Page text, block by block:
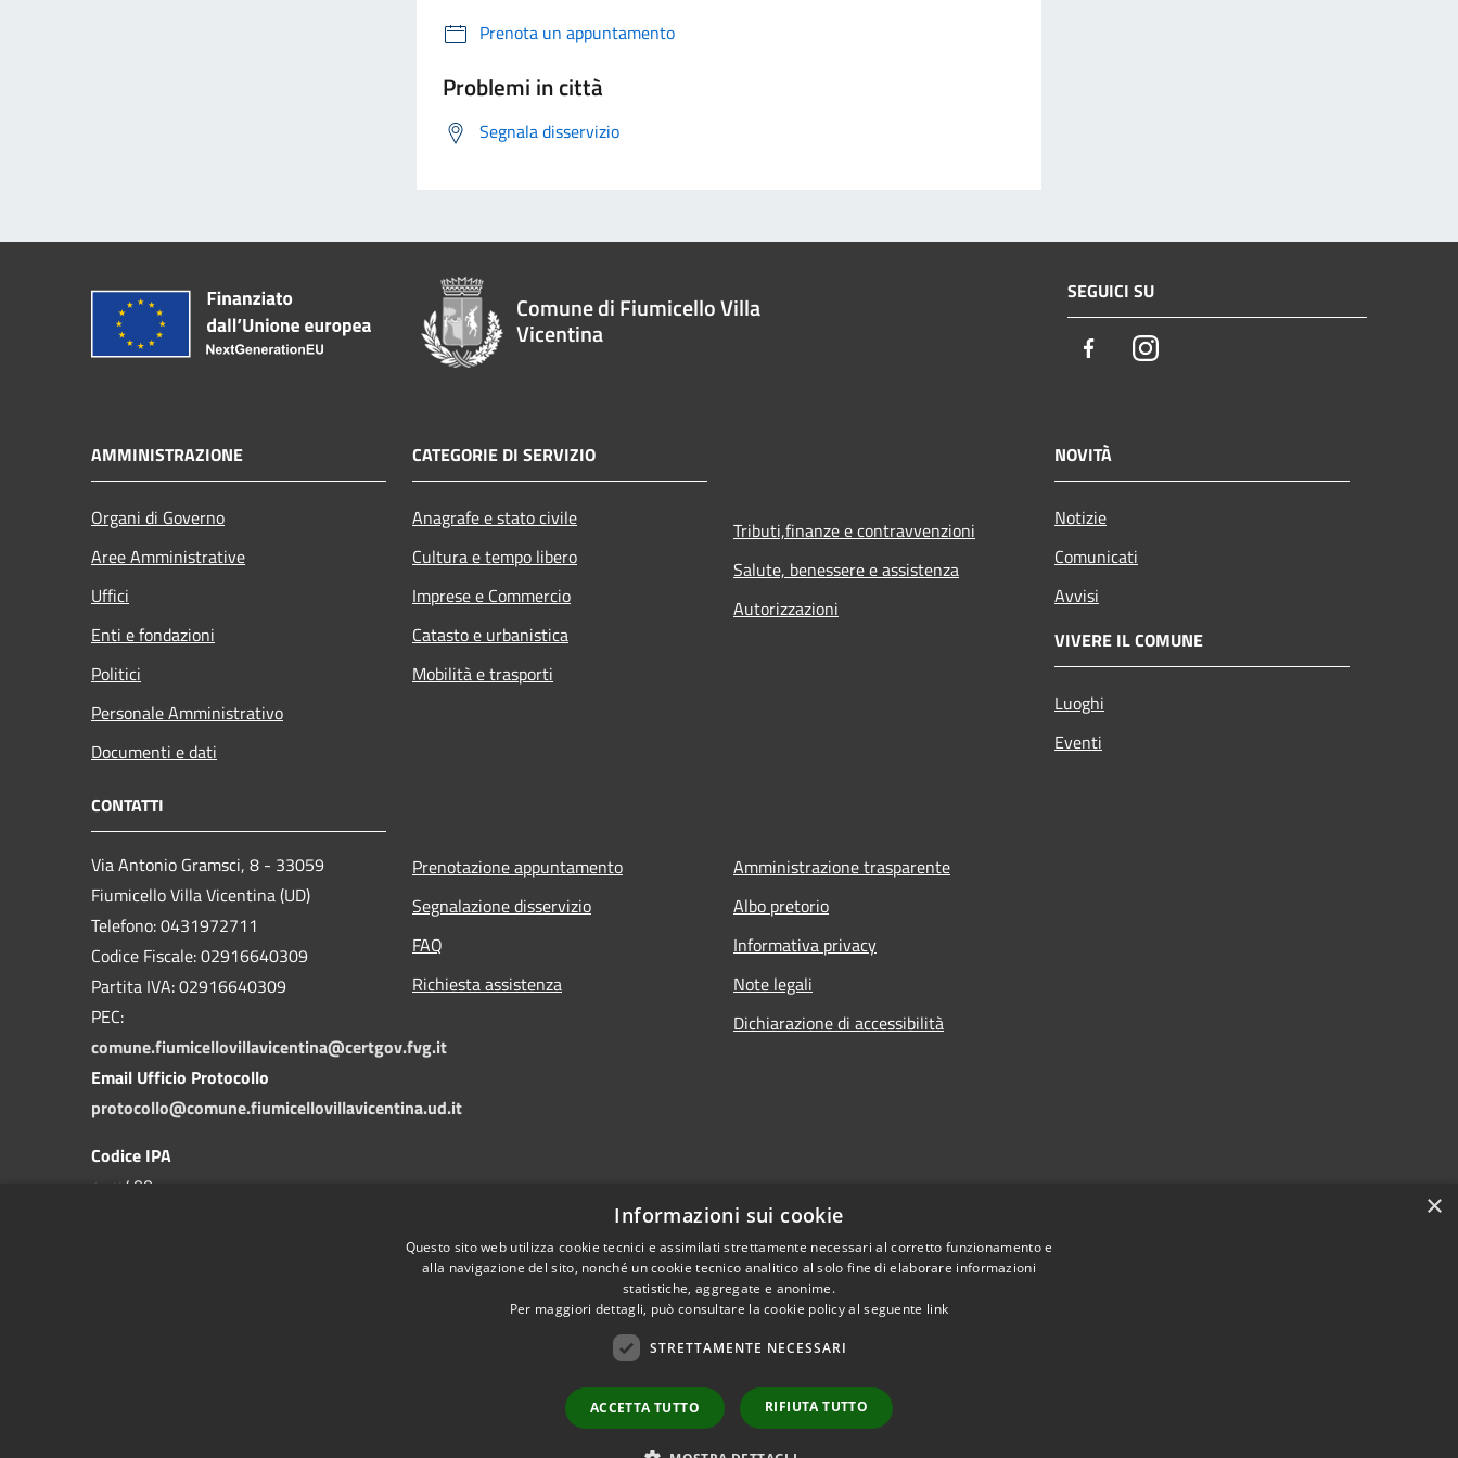
Prenota un appuntamento
Problemi in città
Segnala disservizio
Comune di Fiumicello Villa
Vicentina
SEGUICI SU
FacebookInstagram
AMMINISTRAZIONE
Organi di Governo
Aree Amministrative
Uffici
Enti e fondazioni
Politici
Personale Amministrativo
Documenti e dati
CATEGORIE DI SERVIZIO
Anagrafe e stato civile
Cultura e tempo libero
Imprese e Commercio
Catasto e urbanistica
Mobilità e trasporti
Tributi,finanze e contravvenzioni
Salute, benessere e assistenza
Autorizzazioni
NOVITÀ
Notizie
Comunicati
Avvisi
VIVERE IL COMUNE
Luoghi
Eventi
CONTATTI
Via Antonio Gramsci, 8 - 33059
Fiumicello Villa Vicentina (UD)
Telefono: 0431972711
Codice Fiscale: 02916640309
Partita IVA: 02916640309
PEC:
comune.fiumicellovillavicentina@certgov.fvg.it
Email Ufficio Protocollo
protocollo@comune.fiumicellovillavicentina.ud.it
Codice IPA
c_m400
Prenotazione appuntamento
Segnalazione disservizio
FAQ
Richiesta assistenza
Amministrazione trasparente
Albo pretorio
Informativa privacy
Note legali
Dichiarazione di accessibilità
×
Informazioni sui cookie
Questo sito web utilizza cookie tecnici e assimilati strettamente necessari al corretto funzionamento e
alla navigazione del sito, nonché un cookie tecnico analitico al solo fine di elaborare informazioni
statistiche, aggregate e anonime.
Per maggiori dettagli, può consultare la cookie policy al seguente link
STRETTAMENTE NECESSARI
ACCETTA TUTTO RIFIUTA TUTTO